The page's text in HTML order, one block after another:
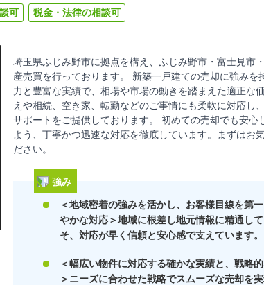
可 税金・法律の相談可
店内の様子
埼玉県ふじみ野市に拠点を構え、ふじみ野市・富士見市
産売買を行っております。 新築一戸建ての売却に強みを
力と豊富な実績で、相場や市場の動きを踏まえた適正な
えや相続、空き家、転勤などのご事情にも柔軟に対応し
サポートをご提供しております。 初めての売却でも安心
よう、丁寧かつ迅速な対応を徹底しています。まずはお
ださい。
強み
＜地域密着の強みを活かし、お客様目線を第
やかな対応＞地域に根差し地元情報に精通し
そ、対応が早く信頼と安心感で支えています。
＜幅広い物件に対応する確かな実績と、戦略
＞ニーズに合わせた戦略でスムーズな売却を実